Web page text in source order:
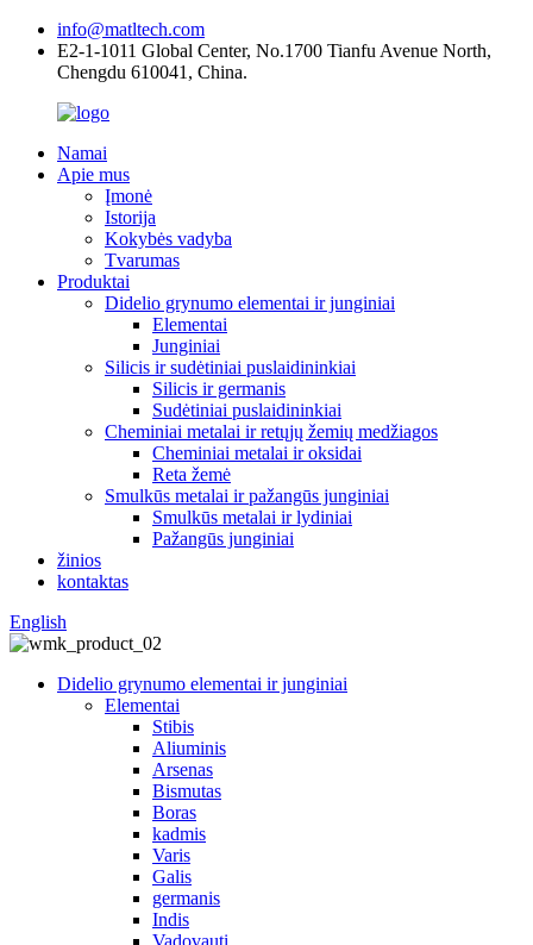
info@matltech.com
E2-1-1011 Global Center, No.1700 Tianfu Avenue North,
Chengdu 610041, China.
Namai
Apie mus
Įmonė
Istorija
Kokybės vadyba
Tvarumas
Produktai
Didelio grynumo elementai ir junginiai
Elementai
Junginiai
Silicis ir sudėtiniai puslaidininkiai
Silicis ir germanis
Sudėtiniai puslaidininkiai
Cheminiai metalai ir retųjų žemių medžiagos
Cheminiai metalai ir oksidai
Reta žemė
Smulkūs metalai ir pažangūs junginiai
Smulkūs metalai ir lydiniai
Pažangūs junginiai
žinios
kontaktas
English
Didelio grynumo elementai ir junginiai
Elementai
Stibis
Aliuminis
Arsenas
Bismutas
Boras
kadmis
Varis
Galis
germanis
Indis
Vadovauti